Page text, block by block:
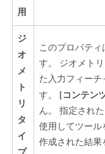
用
ジ
オ
メ
ト
リ
タ
イ
このプロパテ
す。 ジオメト
た入力フィー
す。 [コンテン
ん。 指定され
使用してツー
作成された結果